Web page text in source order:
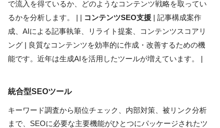
で流入を得ているか、どのようなコンテンツ戦略を取ってい
るかを分析します。 | |
コンテンツSEO支援 | 記事構成案作
成、AIによる記事執筆、リライト提案、コンテンツスコアリ
ング | 良質なコンテンツを効率的に作成・改善するための機
能です。近年は生成AIを活用したツールが増えています。 |
統合型SEOツール
キーワード調査から順位チェック、内部対策、被リンク分析
まで、SEOに必要な主要機能がひとつにパッケージされたツ